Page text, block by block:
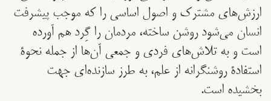
ارزش‌های مشترک و اصول اساسی را که موجب پیشرفت
انسان می‌شود روشن ساخته، مردمان را گِرد هم آورده
است و به تلاش‌های فردی و جمعی آن‌ها از جمله نحوۀ
استفادۀ روشنگرانه از علم، به طرز سازنده‌ای جهت
بخشیده است.